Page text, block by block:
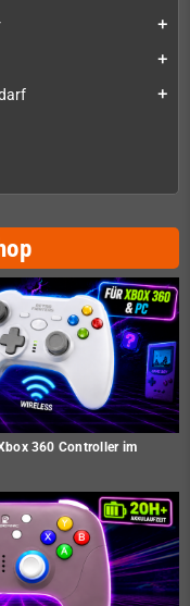
add
add
add
360 Controller im